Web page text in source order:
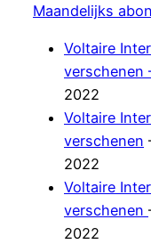
Maandelijks
Voltaire
verschenen
2022
Voltaire
verschenen
2022
Voltaire
verschenen
2022